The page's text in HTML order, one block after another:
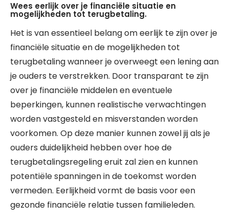
Wees eerlijk over je financiële situatie en
mogelijkheden tot terugbetaling.
Het is van essentieel belang om eerlijk te zijn over je
financiële situatie en de mogelijkheden tot
terugbetaling wanneer je overweegt een lening aan
je ouders te verstrekken. Door transparant te zijn
over je financiële middelen en eventuele
beperkingen, kunnen realistische verwachtingen
worden vastgesteld en misverstanden worden
voorkomen. Op deze manier kunnen zowel jij als je
ouders duidelijkheid hebben over hoe de
terugbetalingsregeling eruit zal zien en kunnen
potentiële spanningen in de toekomst worden
vermeden. Eerlijkheid vormt de basis voor een
gezonde financiële relatie tussen familieleden.